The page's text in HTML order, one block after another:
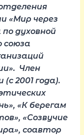
«Мир через
духовной
союза
Член
2001 года).
«К берегам
«Созвучие
соавтор